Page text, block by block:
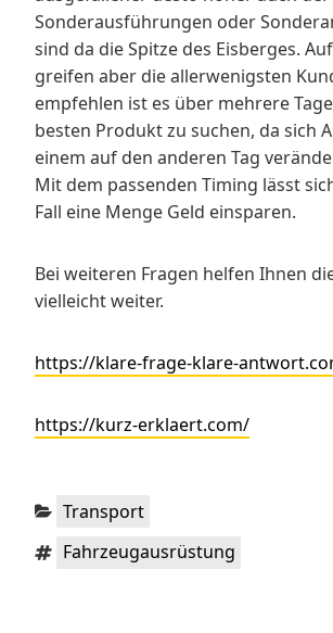
Sonderausführungen oder
sind da die Spitze des Eisberges.
greifen aber die allerwenigsten
empfehlen ist es über mehrere
besten Produkt zu suchen, da sich
einem auf den anderen Tag
Mit dem passenden Timing lässt
Fall eine Menge Geld einsparen.
Bei weiteren Fragen helfen Ihnen
vielleicht weiter.
https://klare-frage-klare-
https://kurz-erklaert.com/
Kategorien:
Transport
Schlagwörter:
Fahrzeugausrüstung